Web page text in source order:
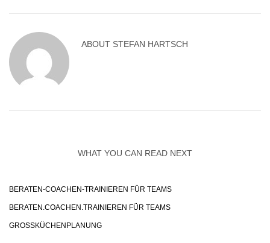
ABOUT STEFAN HARTSCH
WHAT YOU CAN READ NEXT
BERATEN-COACHEN-TRAINIEREN FÜR TEAMS
BERATEN.COACHEN.TRAINIEREN FÜR TEAMS
GROSSKÜCHENPLANUNG